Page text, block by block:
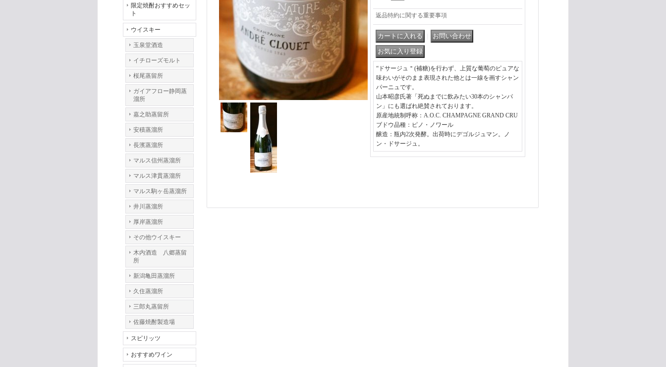
限定焼酎おすすめセッ
ト
ウイスキー
玉泉堂酒造
イチローズモルト
桜尾蒸留所
ガイアフロー静岡蒸
溜所
嘉之助蒸留所
安積蒸溜所
長濱蒸溜所
マルス信州蒸溜所
マルス津貫蒸溜所
マルス駒ヶ岳蒸溜所
井川蒸溜所
厚岸蒸溜所
その他ウイスキー
木内酒造 八郷蒸留
所
新潟亀田蒸溜所
久住蒸溜所
三郎丸蒸留所
佐藤焼酎製造場
スピリッツ
おすすめワイン
返品特約に関する重要事項
“ドサージュ＂(補糖)を行わず、上質な葡萄のピュアな
味わいがそのまま表現された他とは一線を画すシャン
パーニュです。
山本昭彦氏著「死ぬまでに飲みたい30本のシャンパ
ン」にも選ばれ絶賛されております。
原産地統制呼称：A.O.C. CHAMPAGNE GRAND CRU
ブドウ品種：ピノ・ノワール
醸造：瓶内2次発酵。出荷時にデゴルジュマン。ノ
ン・ドサージュ。